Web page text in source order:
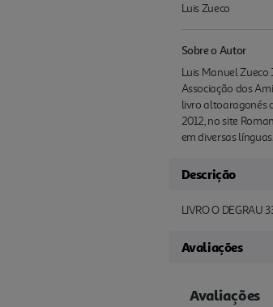
Luis Zueco
Sobre o Autor
Luis Manuel
Associação dos
livro altoaragonés
2012, no site
em diversas línguas.
Descrição
LIVRO O DEGRAU
Avaliações